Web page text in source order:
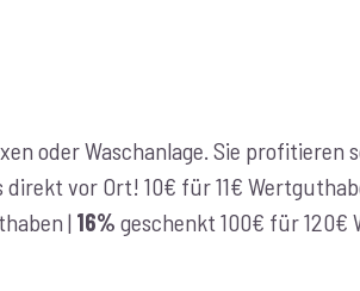
oder Waschanlage. Sie profitieren
vor Ort! 10€ für 11€
| 16% geschenkt 100€ für 120€